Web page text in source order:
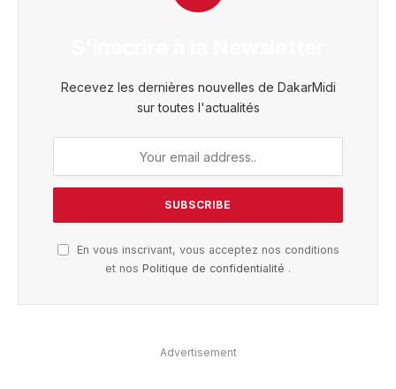
Recevez les dernières nouvelles de DakarMidi
sur toutes l'actualités
En vous inscrivant, vous acceptez nos conditions
et nos Politique de confidentialité .
Advertisement